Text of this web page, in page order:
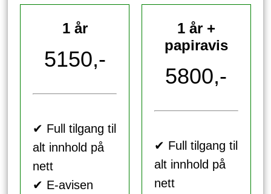
1 år
5150,-
✔ Full tilgang til
alt innhold på
nett
✔ E-avisen
1 år +
papiravis
5800,-
✔ Full tilgang til
alt innhold på
nett